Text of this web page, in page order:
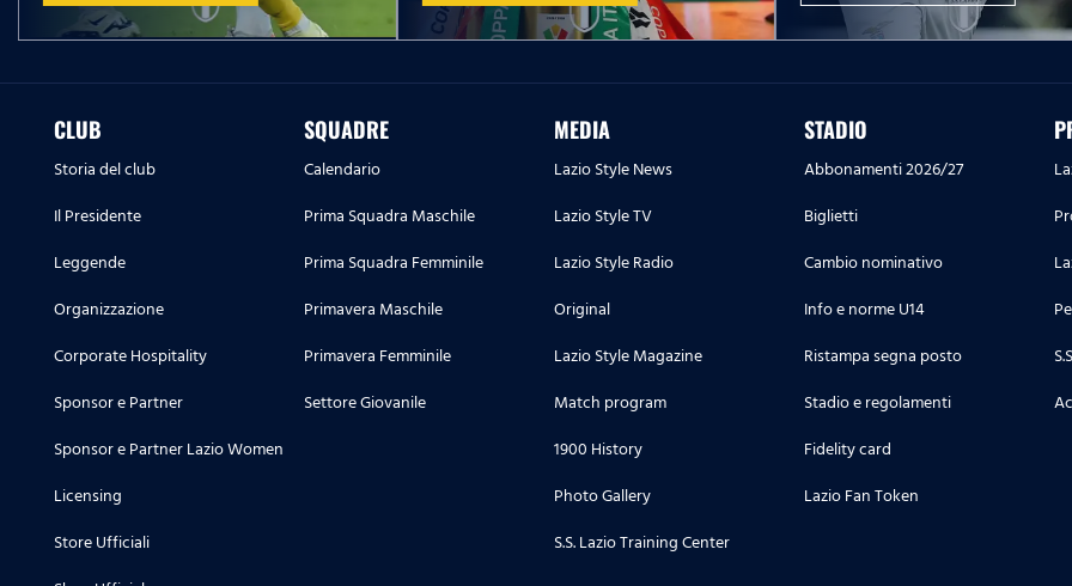
CLUB
Storia del club
Il Presidente
Leggende
Organizzazione
Corporate Hospitality
Sponsor e Partner
Sponsor e Partner Lazio Women
Licensing
Store Ufficiali
SQUADRE
Calendario
Prima Squadra Maschile
Prima Squadra Femminile
Primavera Maschile
Primavera Femminile
Settore Giovanile
MEDIA
Lazio Style News
Lazio Style TV
Lazio Style Radio
Original
Lazio Style Magazine
Match program
1900 History
Photo Gallery
S.S. Lazio Training Center
STADIO
Abbonamenti 2026/27
Biglietti
Cambio nominativo
Info e norme U14
Ristampa segna posto
Stadio e regolamenti
Fidelity card
Lazio Fan Token